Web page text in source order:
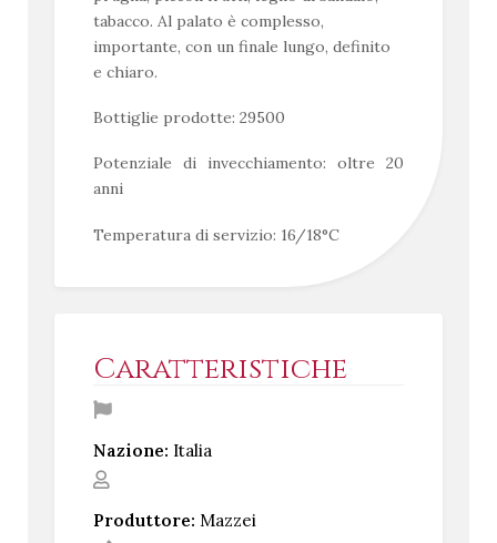
tabacco. Al palato è complesso,
importante, con un finale lungo, definito
e chiaro.
Bottiglie prodotte: 29500
Potenziale di invecchiamento: oltre 20
anni
Temperatura di servizio: 16/18°C
Caratteristiche
Nazione: Italia
Produttore: Mazzei